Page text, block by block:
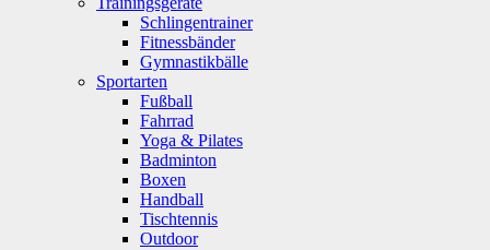
Schlingentrainer
Fitnessbänder
Gymnastikbälle
Sportarten
Fußball
Fahrrad
Yoga & Pilates
Badminton
Boxen
Handball
Tischtennis
Outdoor